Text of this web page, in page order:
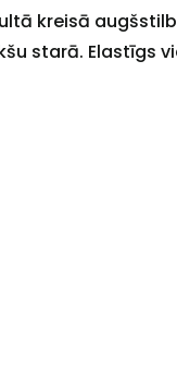
kreisā
starā. Elastīgs